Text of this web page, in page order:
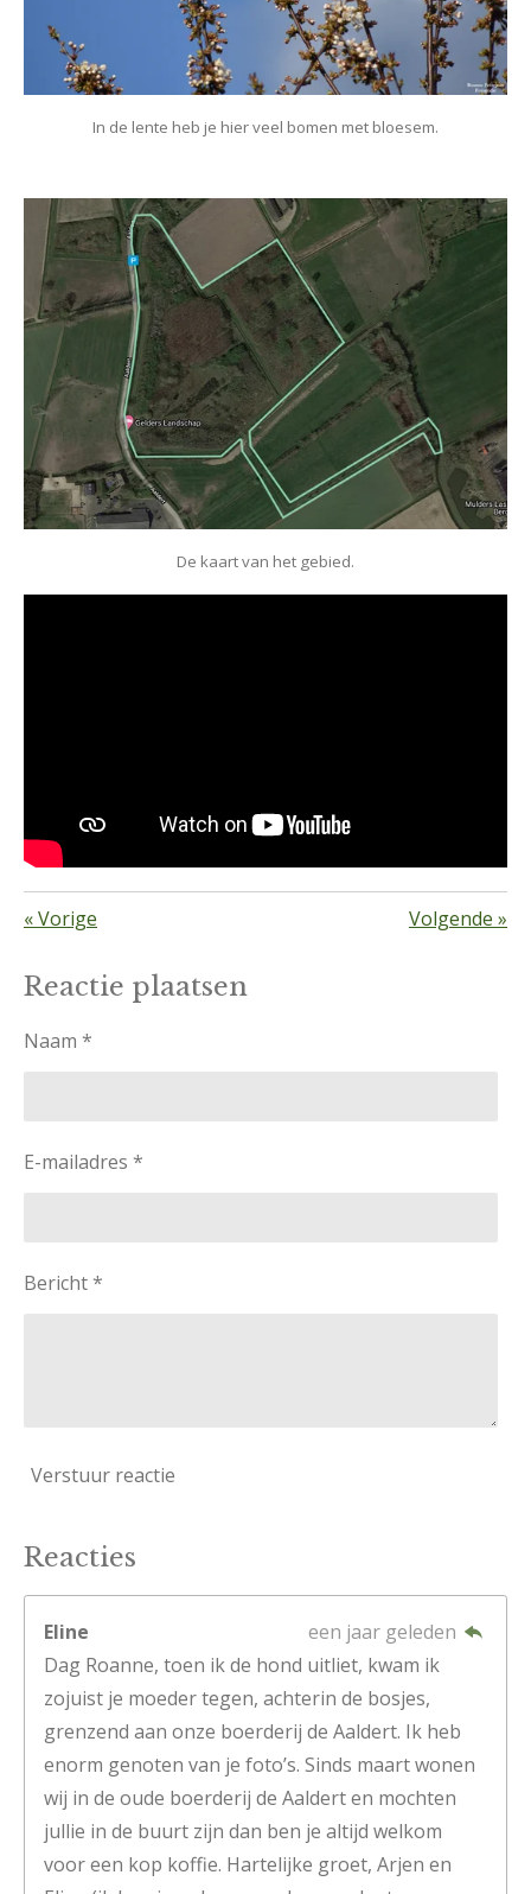
In de lente heb je hier veel bomen met bloesem.
De kaart van het gebied.
«Vorige Volgende »
Reactie plaatsen
Naam *
E-mailadres *
Bericht *
Verstuur reactie
Reacties
Eline
een jaar geleden
Dag Roanne, toen ik de hond uitliet, kwam ik
zojuist je moeder tegen, achterin de bosjes,
grenzend aan onze boerderij de Aaldert. Ik heb
enorm genoten van je foto’s. Sinds maart wonen
wij in de oude boerderij de Aaldert en mochten
jullie in de buurt zijn dan ben je altijd welkom
voor een kop koffie. Hartelijke groet, Arjen en